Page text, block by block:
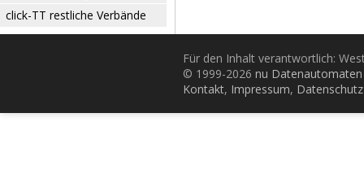
click-TT restliche Verbände
Für den Inhalt verantwortlich:
© 1999-2026 nu
Kontakt, Impressum, Datenschutz